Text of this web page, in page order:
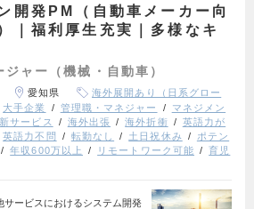
開発PM（自動車メーカー向
｜福利厚生充実｜多様なキ
ャー（機械・自動車）
愛知県
海外展開あり（日系グロー
大手企業 管理職・マネジャー
マネジメン
サービス 海外出張 海外折衝
英語力が
英語力不問 転勤なし 土日祝休み
ポテン
年収600万以上 リモートワーク可能
育児
サービスにおけるシステム開発